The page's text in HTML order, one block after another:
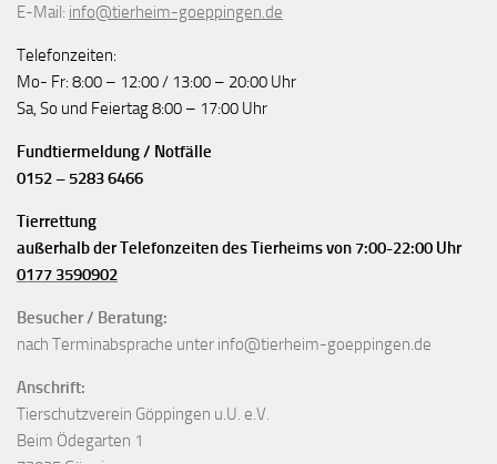
E-Mail: info@tierheim-goeppingen.de
Telefonzeiten:
Mo- Fr: 8:00 – 12:00 / 13:00 – 20:00 Uhr
Sa, So und Feiertag 8:00 – 17:00 Uhr
Fundtiermeldung / Notfälle
0152 – 5283 6466
Tierrettung
außerhalb der Telefonzeiten des Tierheims von 7:00-22:00 Uhr
0177 3590902
Besucher / Beratung:
nach Terminabsprache unter info@tierheim-goeppingen.de
Anschrift:
Tierschutzverein Göppingen u.U. e.V.
Beim Ödegarten 1